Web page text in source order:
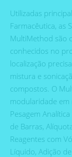
Utilizadas
Farmacêutica, as
MultiMethod são
conhecidos no
localização
mistura e
compostos. O
modularidade em
Pesagem
de Barras,
Reagentes com
Líquido, Adição